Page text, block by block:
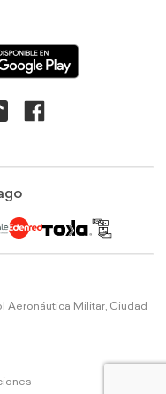
Aeronáutica Militar, Ciudad